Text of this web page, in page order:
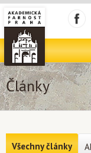
Články
Všechny články